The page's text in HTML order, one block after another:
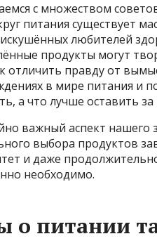
с множеством
питания существует
любителей
продукты могут
отличить правду от
в мире питания и
а что лучше оставить
важный аспект нашего
выбора продуктов
и даже
необходимо.
питании